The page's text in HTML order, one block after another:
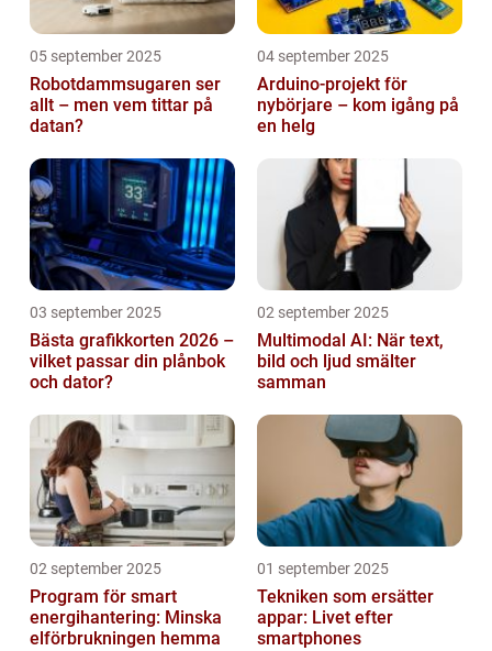
05 september 2025
Robotdammsugaren ser
allt – men vem tittar på
datan?
04 september 2025
Arduino-projekt för
nybörjare – kom igång på
en helg
03 september 2025
Bästa grafikkorten 2026 –
vilket passar din plånbok
och dator?
02 september 2025
Multimodal AI: När text,
bild och ljud smälter
samman
02 september 2025
Program för smart
energihantering: Minska
elförbrukningen hemma
01 september 2025
Tekniken som ersätter
appar: Livet efter
smartphones